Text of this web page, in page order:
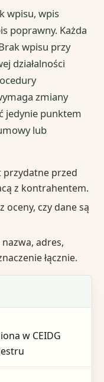
wpisu, wpis
poprawny. Każda
wpisu przy
działalności
zmiany
jedynie punktem
lub
przydatne przed
z kontrahentem.
oceny, czy dane są
adres,
łącznie.
w CEIDG